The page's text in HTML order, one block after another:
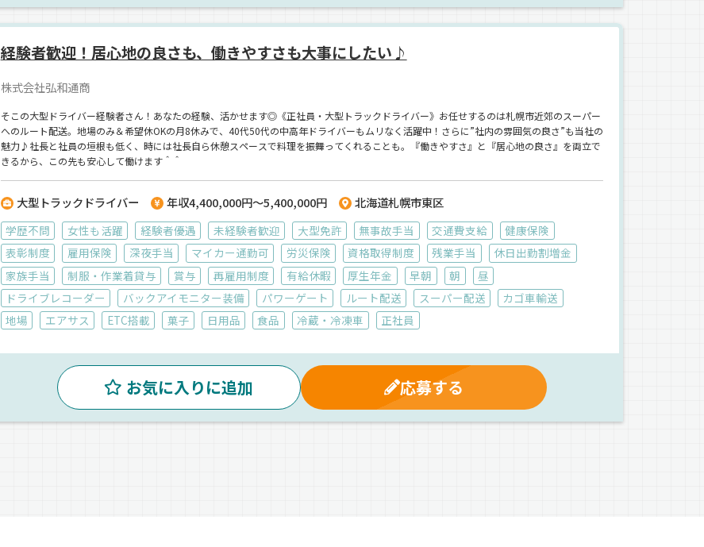
経験者歓迎！居心地の良さも、働きやすさも大事にしたい♪
株式会社弘和通商
そこの大型ドライバー経験者さん！あなたの経験、活かせます◎《正社員・大型トラックドライバー》お任せするのは札幌市近郊のスーパー
へのルート配送。地場のみ＆希望休OKの月8休みで、40代50代の中高年ドライバーもムリなく活躍中！さらに”社内の雰囲気の良さ”も当社の
魅力♪社長と社員の垣根も低く、時には社長自ら休憩スペースで料理を振舞ってくれることも。『働きやすさ』と『居心地の良さ』を両立で
きるから、この先も安心して働けます＾＾
大型トラックドライバー 年収4,400,000円～5,400,000円 北海道札幌市東区
学歴不問 女性も活躍 経験者優遇 未経験者歓迎 大型免許 無事故手当 交通費支給
健康保険
表彰制度
雇用保険 深夜手当 マイカー通勤可 労災保険 資格取得制度 残業手当
休日出勤割増金
家族手当
制服・作業着貸与 賞与 再雇用制度 有給休暇 厚生年金 早朝 朝
昼
ドライブレコーダー
バックアイモニター装備 パワーゲート ルート配送 スーパー配送
カゴ車輸送
地場
エアサス ETC搭載 菓子 日用品 食品 冷蔵・冷凍車 正社員
お気に入りに追加 応募する